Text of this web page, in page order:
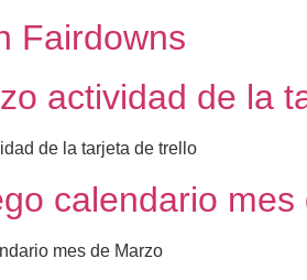
Fairdowns
actividad de la
de la tarjeta de trello
calendario mes
mes de Marzo